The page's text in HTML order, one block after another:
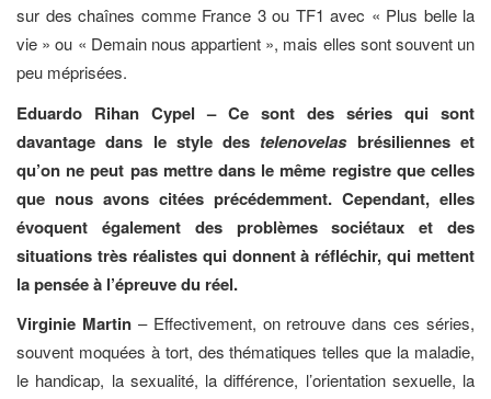
sur des chaînes comme France 3 ou TF1 avec « Plus belle la
vie » ou « Demain nous appartient », mais elles sont souvent un
peu méprisées.
Eduardo Rihan Cypel – Ce sont des séries qui sont
davantage dans le style des telenovelasbrésiliennes et
qu’on ne peut pas mettre dans le même registre que celles
que nous avons citées précédemment. Cependant, elles
évoquent également des problèmes sociétaux et des
situations très réalistes qui donnent à réfléchir, qui mettent
la pensée à l’épreuve du réel.
Virginie Martin– Effectivement, on retrouve dans ces séries,
souvent moquées à tort, des thématiques telles que la maladie,
le handicap, la sexualité, la différence, l’orientation sexuelle, la